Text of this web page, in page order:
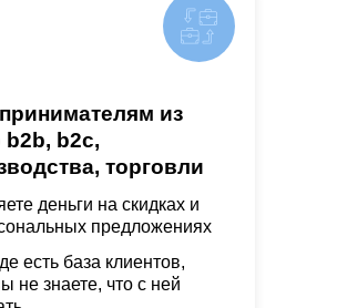
деньги на скидках и
предложениях
есть база клиентов,
не знаете, что с ней
из
b2c,
торговли